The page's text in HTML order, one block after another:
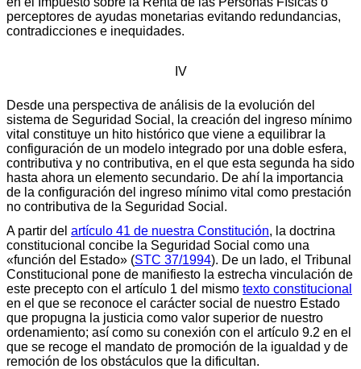
perceptores de ayudas monetarias evitando redundancias,
contradicciones e inequidades.
IV
Desde una perspectiva de análisis de la evolución del
sistema de Seguridad Social, la creación del ingreso mínimo
vital constituye un hito histórico que viene a equilibrar la
configuración de un modelo integrado por una doble esfera,
contributiva y no contributiva, en el que esta segunda ha sido
hasta ahora un elemento secundario. De ahí la importancia
de la configuración del ingreso mínimo vital como prestación
no contributiva de la Seguridad Social.
A partir del artículo 41 de nuestra Constitución, la doctrina
constitucional concibe la Seguridad Social como una
«función del Estado» (STC 37/1994). De un lado, el Tribunal
Constitucional pone de manifiesto la estrecha vinculación de
este precepto con el artículo 1 del mismo texto constitucional
en el que se reconoce el carácter social de nuestro Estado
que propugna la justicia como valor superior de nuestro
ordenamiento; así como su conexión con el artículo 9.2 en el
que se recoge el mandato de promoción de la igualdad y de
remoción de los obstáculos que la dificultan.